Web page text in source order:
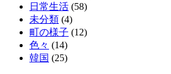
日常生活 (58)
未分類 (4)
町の様子 (12)
色々 (14)
韓国 (25)